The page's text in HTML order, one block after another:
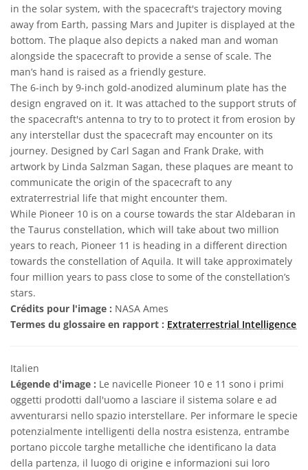
in the solar system, with the spacecraft's trajectory moving
away from Earth, passing Mars and Jupiter is displayed at the
bottom. The plaque also depicts a naked man and woman
alongside the spacecraft to provide a sense of scale. The
man’s hand is raised as a friendly gesture.
The 6-inch by 9-inch gold-anodized aluminum plate has the
design engraved on it. It was attached to the support struts of
the spacecraft's antenna to try to to protect it from erosion by
any interstellar dust the spacecraft may encounter on its
journey. Designed by Carl Sagan and Frank Drake, with
artwork by Linda Salzman Sagan, these plaques are meant to
communicate the origin of the spacecraft to any
extraterrestrial life that might encounter them.
While Pioneer 10 is on a course towards the star Aldebaran in
the Taurus constellation, which will take about two million
years to reach, Pioneer 11 is heading in a different direction
towards the constellation of Aquila. It will take approximately
four million years to pass close to some of the constellation’s
stars.
Crédits pour l'image : NASA Ames
Termes du glossaire en rapport : Extraterrestrial Intelligence
Italien
Légende d'image : Le navicelle Pioneer 10 e 11 sono i primi
oggetti prodotti dall'uomo a lasciare il sistema solare e ad
avventurarsi nello spazio interstellare. Per informare le specie
potenzialmente intelligenti della nostra esistenza, entrambe
portano piccole targhe metalliche che identificano la data
della partenza, il luogo di origine e informazioni sui loro